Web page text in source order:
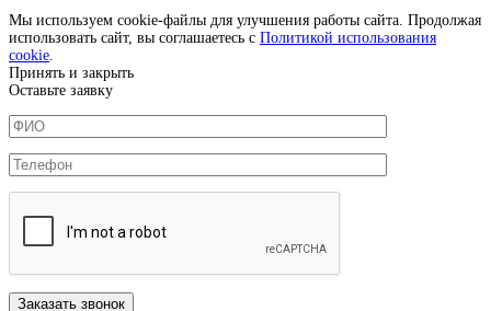
Мы используем cookie-файлы для улучшения работы сайта. Продолжая
использовать сайт, вы соглашаетесь с Политикой использования
cookie.
Принять и закрыть
Оставьте заявку